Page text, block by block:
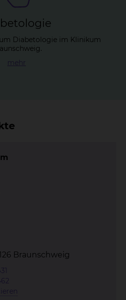
Diabetologie im Klinikum
mehr
Braunschweig